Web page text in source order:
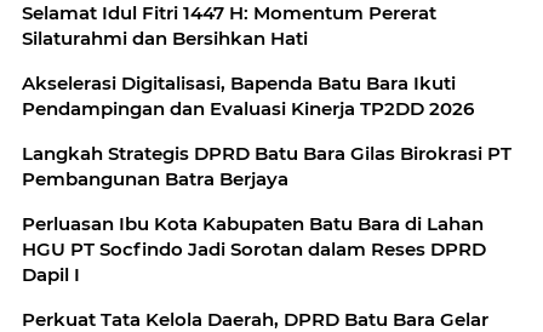
Selamat Idul Fitri 1447 H: Momentum Pererat
Silaturahmi dan Bersihkan Hati
Akselerasi Digitalisasi, Bapenda Batu Bara Ikuti
Pendampingan dan Evaluasi Kinerja TP2DD 2026
Langkah Strategis DPRD Batu Bara Gilas Birokrasi PT
Pembangunan Batra Berjaya
Perluasan Ibu Kota Kabupaten Batu Bara di Lahan
HGU PT Socfindo Jadi Sorotan dalam Reses DPRD
Dapil I
Perkuat Tata Kelola Daerah, DPRD Batu Bara Gelar